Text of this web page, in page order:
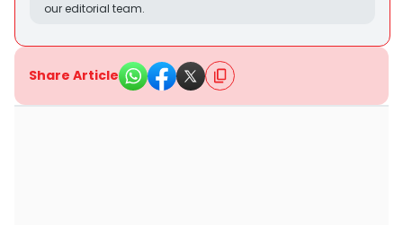
our editorial team.
Share Article